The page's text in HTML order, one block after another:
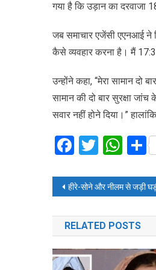
गया है कि उड़ान का
जब समाचार एजेंसी एएनआई ने
कैसे व्यवहार करना है। मैं
उन्होंने कहा, “मेरा सामान
सामान की दो बार सुरक्षा
सवार नहीं होने दिया।”
Facebook
Twitter
Post
navigation
हीरे-सोने और नीलम से जड़ी घड़ी पहनते हैं विराट
RELATED POSTS